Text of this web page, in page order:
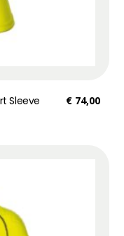
Sleeve €74,00